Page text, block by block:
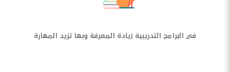
في البرامج التدريبية زيادة المعرفة وبها تزيد المهارة